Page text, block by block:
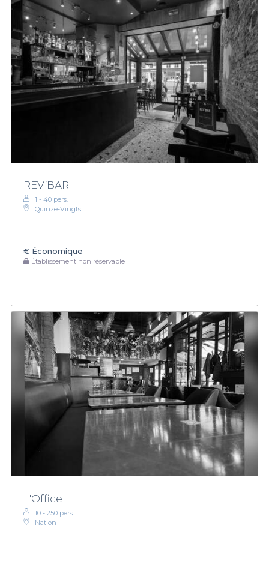
REV’BAR
1 - 40 pers.
Quinze-Vingts
€ Économique
Établissement non réservable
L'Office
10 - 250 pers.
Nation